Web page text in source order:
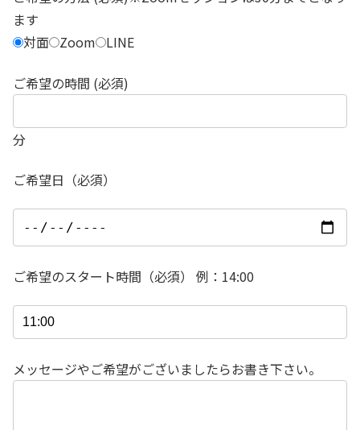
ます
対面 Zoom LINE
ご希望の時間 (必須)
分
ご希望日（必須）
ご希望のスタート時間（必須） 例：14:00
メッセージやご希望がございましたらお書き下さい。